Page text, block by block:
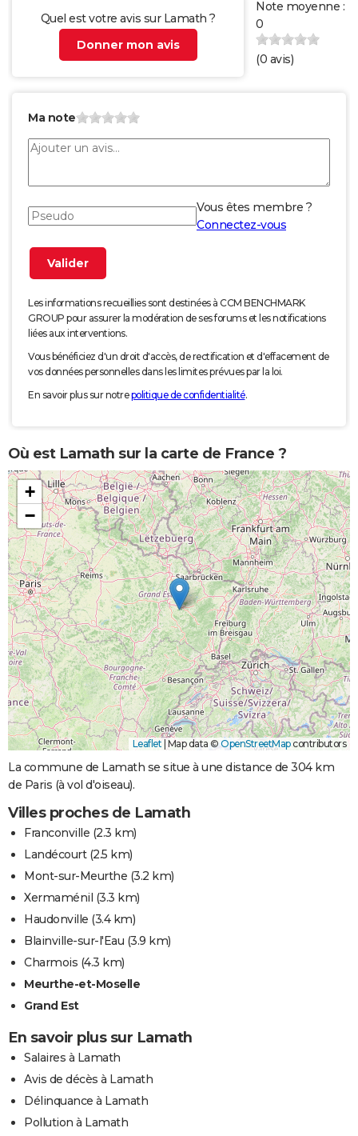
Quel est votre avis sur Lamath ?
Donner mon avis
Note moyenne :
0
(0 avis)
Ma note
Vous êtes membre ?
Connectez-vous
Les informations recueillies sont destinées à CCM BENCHMARK
GROUP pour assurer la modération de ses forums et les notifications
liées aux interventions.
Vous bénéficiez d'un droit d'accès, de rectification et d'effacement de
vos données personnelles dans les limites prévues par la loi.
En savoir plus sur notrepolitique de confidentialité.
Où est Lamath sur la carte de France ?
+
−
Leaflet Map data © OpenStreetMapcontributors
La commune de Lamath se situe à une distance de 304 km
de Paris (à vol d'oiseau).
Villes proches de Lamath
Franconville (2.3 km)
Landécourt(2.5 km)
Mont-sur-Meurthe (3.2 km)
Xermaménil (3.3 km)
Haudonville (3.4 km)
Blainville-sur-l'Eau (3.9 km)
Charmois (4.3 km)
Meurthe-et-Moselle
Grand Est
En savoir plus sur Lamath
Salaires à Lamath
Avis de décès à Lamath
Délinquance à Lamath
Pollution à Lamath